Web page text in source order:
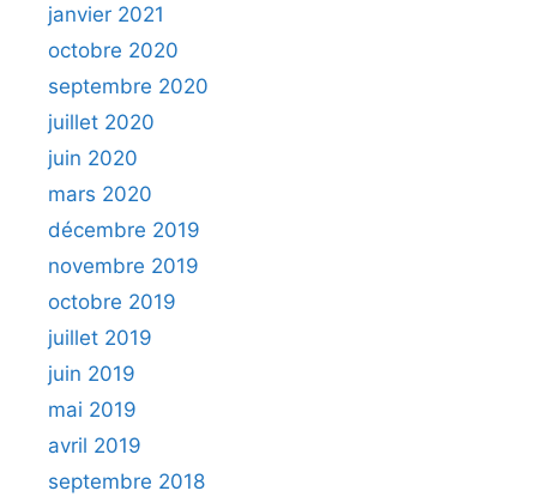
janvier 2021
octobre 2020
septembre 2020
juillet 2020
juin 2020
mars 2020
décembre 2019
novembre 2019
octobre 2019
juillet 2019
juin 2019
mai 2019
avril 2019
septembre 2018